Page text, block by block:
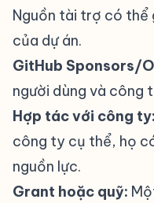
Nguồn tài trợ có
của dự án.
GitHub Sponsors/
người dùng và công
Hợp tác với công ty:
công ty cụ thể, họ
nguồn lực.
Grant hoặc quỹ: